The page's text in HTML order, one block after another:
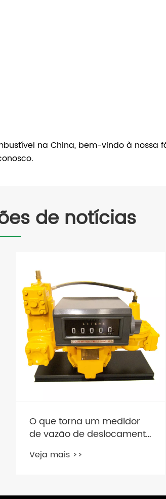
na China, bem-vindo à nossa
de notícias
O que torna um medidor
de vazão de deslocamento
confiável para medição
Veja mais >>